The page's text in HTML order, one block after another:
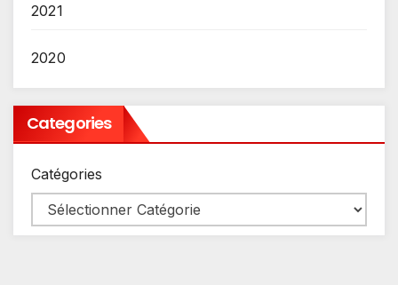
2021
2020
Categories
Catégories